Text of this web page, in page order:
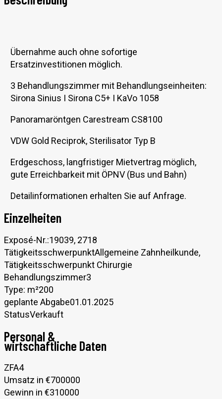
Übernahme auch ohne sofortige
Ersatzinvestitionen möglich.
3 Behandlungszimmer mit Behandlungseinheiten:
Sirona Sinius I Sirona C5+ I KaVo 1058
Panoramaröntgen Carestream CS8100
VDW Gold Reciprok, Sterilisator Typ B
Erdgeschoss, langfristiger Mietvertrag möglich,
gute Erreichbarkeit mit ÖPNV (Bus und Bahn)
Detailinformationen erhalten Sie auf Anfrage.
Einzelheiten
Exposé-Nr.:19039, 2718
TätigkeitsschwerpunktAllgemeine Zahnheilkunde,
Tätigkeitsschwerpunkt Chirurgie
Behandlungszimmer3
Type: m²200
geplante Abgabe01.01.2025
StatusVerkauft
Personal &
wirtschaftliche Daten
ZFA4
Umsatz in €700000
Gewinn in €310000